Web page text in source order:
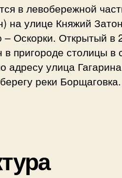
в левобережной
на улице Княжий
Оскорки. Открытый в
пригороде столицы в
адресу улица
реки Борщаговка.